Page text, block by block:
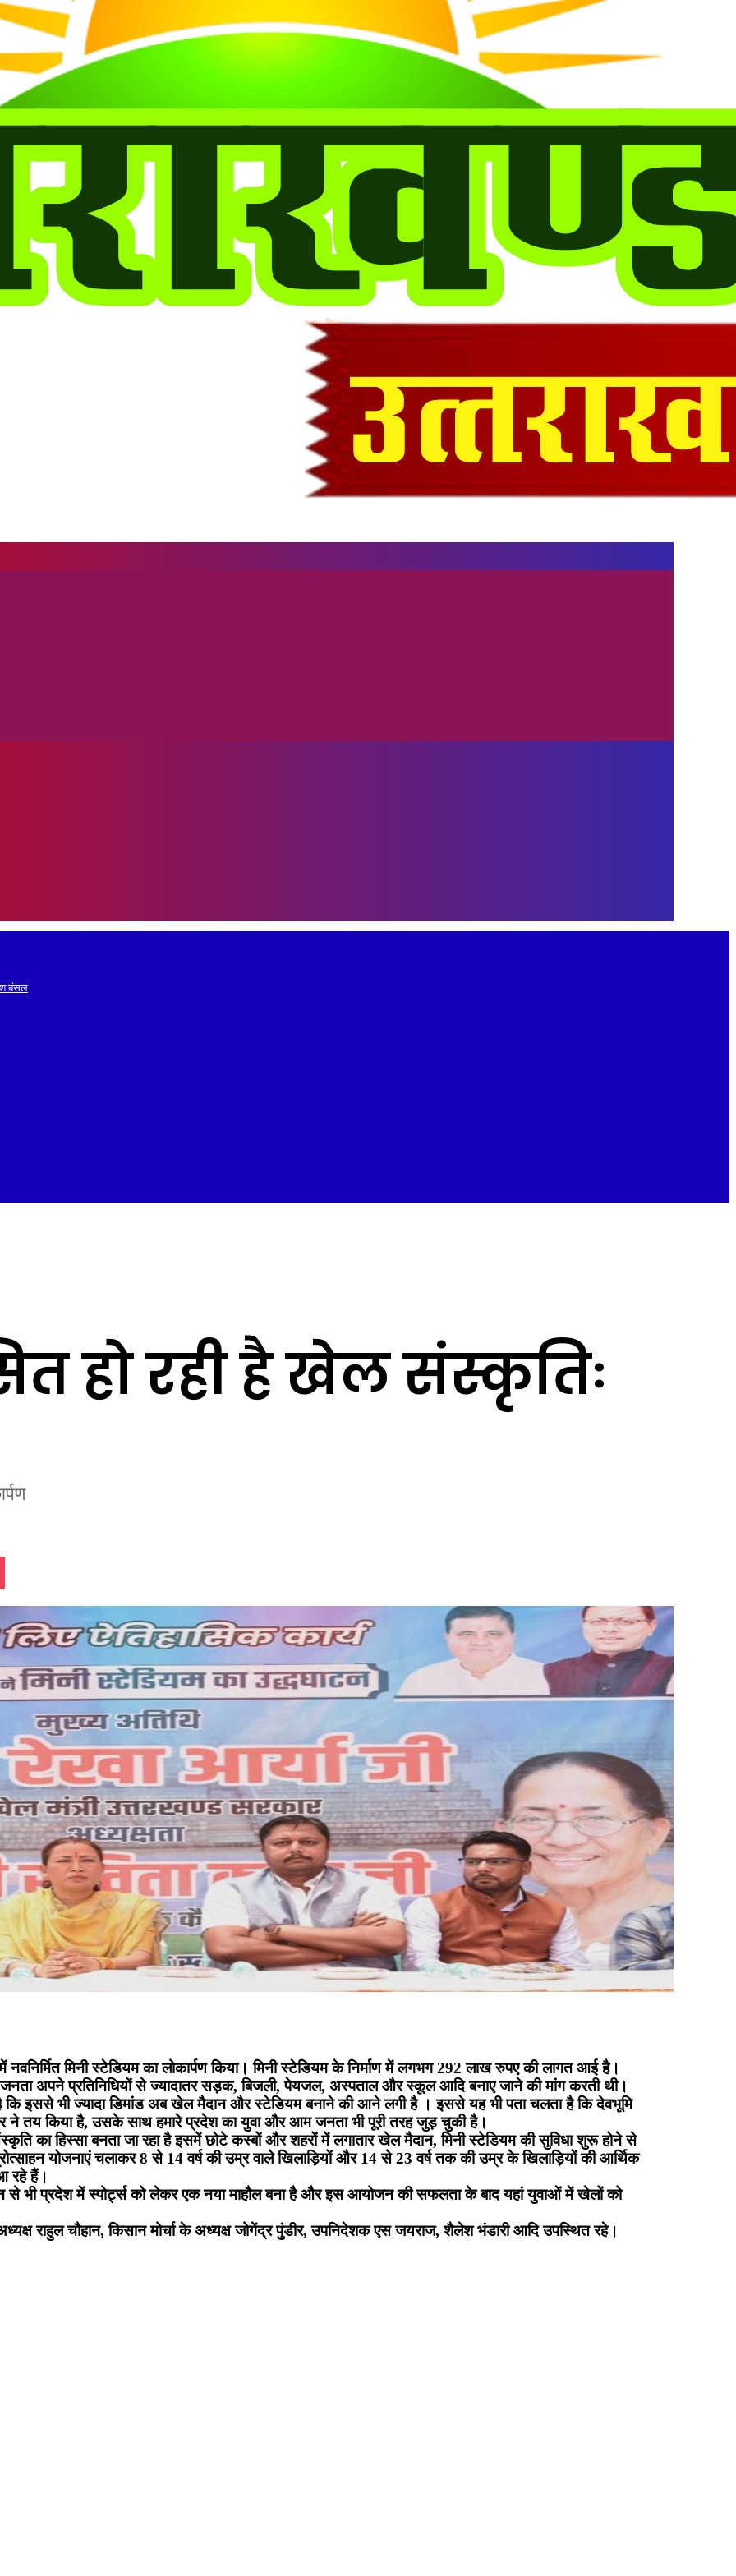
बंसल
हो रही है खेल संस्कृतिः
Pocket
मिनी स्टेडियम का लोकार्पण किया। मिनी स्टेडियम के निर्माण में लगभग 292 लाख रुपए की लागत आई है।
अपने प्रतिनिधियों से ज्यादातर सड़क, बिजली, पेयजल, अस्पताल और स्कूल आदि बनाए जाने की मांग करती थी।
इससे भी ज्यादा डिमांड अब खेल मैदान और स्टेडियम बनाने की आने लगी है । इससे यह भी पता चलता है कि देवभूमि
तय किया है, उसके साथ हमारे प्रदेश का युवा और आम जनता भी पूरी तरह जुड़ चुकी है।
का हिस्सा बनता जा रहा है इसमें छोटे कस्बों और शहरों में लगातार खेल मैदान, मिनी स्टेडियम की सुविधा शुरू होने से
योजनाएं चलाकर 8 से 14 वर्ष की उम्र वाले खिलाड़ियों और 14 से 23 वर्ष तक की उम्र के खिलाड़ियों की आर्थिक
रहे हैं।
से भी प्रदेश में स्पोर्ट्स को लेकर एक नया माहौल बना है और इस आयोजन की सफलता के बाद यहां युवाओं में खेलों को
राहुल चौहान, किसान मोर्चा के अध्यक्ष जोगेंद्र पुंडीर, उपनिदेशक एस जयराज, शैलेश भंडारी आदि उपस्थित रहे।